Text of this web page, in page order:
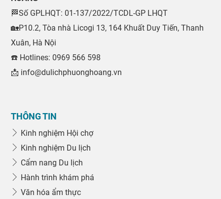
🏁Số GPLHQT: 01-137/2022/TCDL-GP LHQT
🏡P10.2, Tòa nhà Licogi 13, 164 Khuất Duy Tiến, Thanh
Xuân, Hà Nội
☎️ Hotlines: 0969 566 598
📩 info@dulichphuonghoang.vn
THÔNG TIN
Kinh nghiệm Hội chợ
Kinh nghiệm Du lịch
Cẩm nang Du lịch
Hành trình khám phá
Văn hóa ẩm thực